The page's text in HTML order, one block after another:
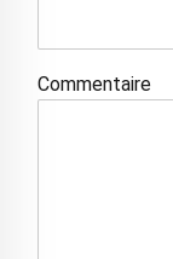
Commentaire